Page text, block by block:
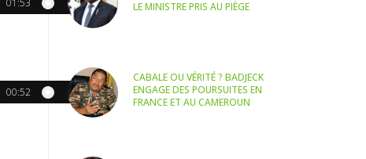
01:53
LE MINISTRE PRIS AU PIÈGE
00:52
CABALE OU VÉRITÉ ? BADJECK
ENGAGE DES POURSUITES EN
FRANCE ET AU CAMEROUN